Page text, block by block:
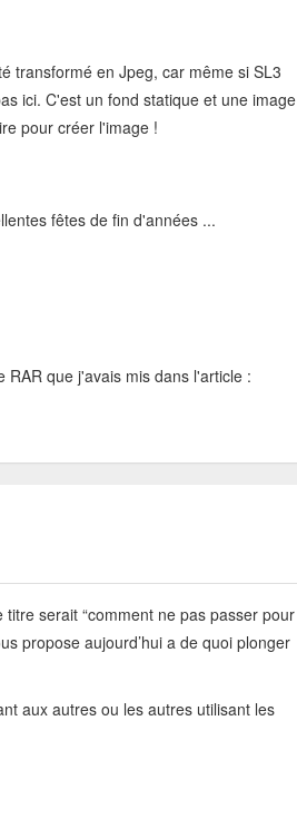
transformé en Jpeg, car même si SL3
ici. C'est un fond statique et une image
pour créer l'image !
fêtes de fin d'années ...
RAR que j'avais mis dans l'article :
serait “comment ne pas passer pour
propose aujourd’hui a de quoi plonger
aux autres ou les autres utilisant les